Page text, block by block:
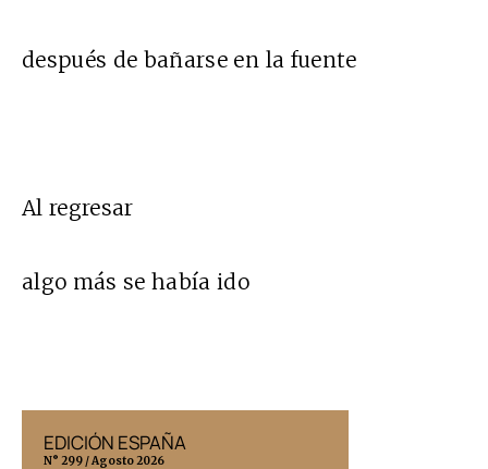
después de bañarse en la fuente
Al regresar
algo más se había ido
EDICIÓN ESPAÑA
N° 299 / Agosto 2026